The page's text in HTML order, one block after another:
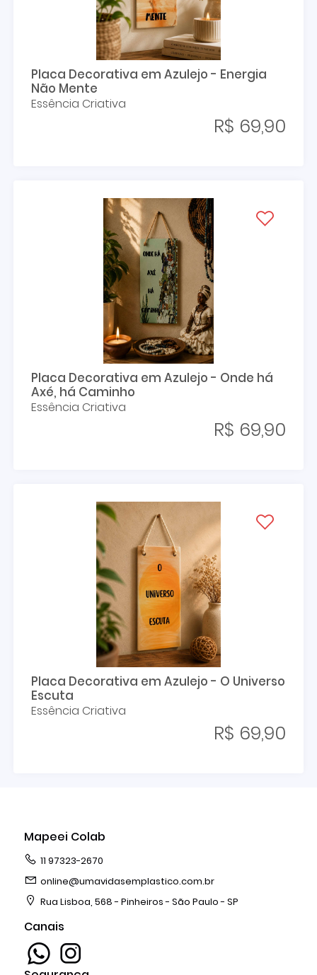
Placa Decorativa em Azulejo - Energia
Não Mente
Essência Criativa
R$ 69,90
Placa Decorativa em Azulejo - Onde há
Axé, há Caminho
Essência Criativa
R$ 69,90
Placa Decorativa em Azulejo - O Universo
Escuta
Essência Criativa
R$ 69,90
Mapeei Colab
11 97323-2670
online@umavidasemplastico.com.br
Rua Lisboa, 568 - Pinheiros - São Paulo - SP
Canais